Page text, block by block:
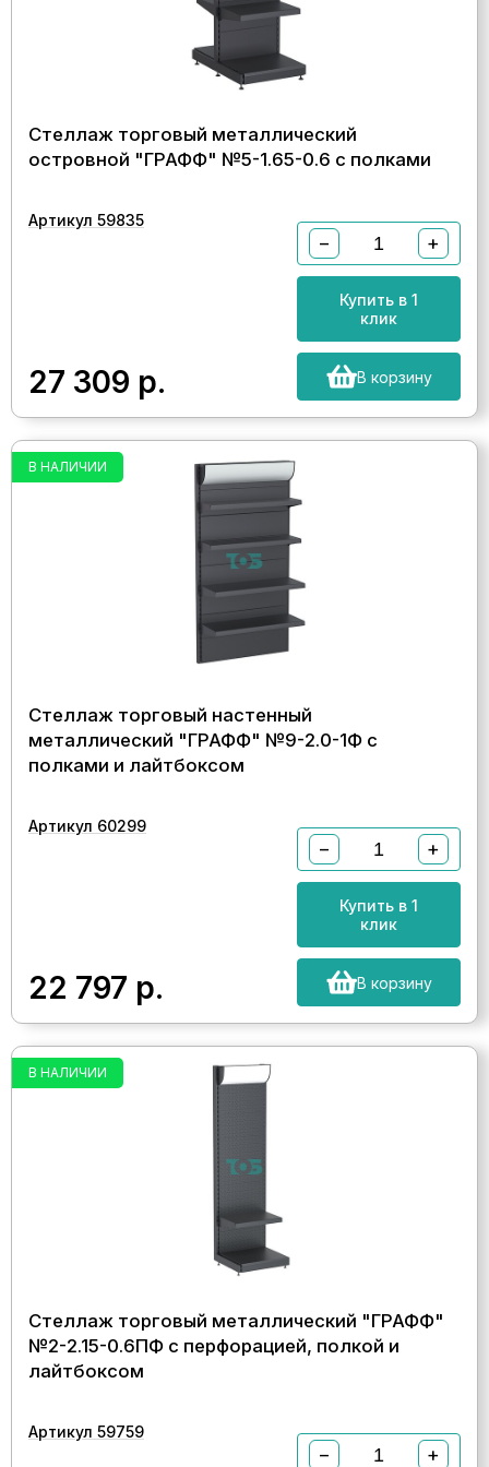
Стеллаж торговый металлический
островной "ГРАФФ" №5-1.65-0.6 с полками
Артикул 59835
27 309 р.
− +
Купить в 1
клик
В корзину
В НАЛИЧИИ
Стеллаж торговый настенный
металлический "ГРАФФ" №9-2.0-1Ф с
полками и лайтбоксом
Артикул 60299
22 797 р.
− +
Купить в 1
клик
В корзину
В НАЛИЧИИ
Стеллаж торговый металлический "ГРАФФ"
№2-2.15-0.6ПФ с перфорацией, полкой и
лайтбоксом
Артикул 59759
− +